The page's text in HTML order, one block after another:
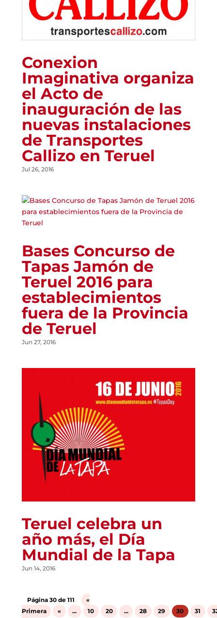
Conexion
Imaginativa organiza
el Acto de
inauguración de las
nuevas instalaciones
de Transportes
Callizo en Teruel
Jul 26, 2016
Bases Concurso de
Tapas Jamón de
Teruel 2016 para
establecimientos
fuera de la Provincia
de Teruel
Jun 27, 2016
Teruel celebra un
año más, el Día
Mundial de la Tapa
Jun 14, 2016
Página 30 de 111
«
Primera
« ... 10 20 ... 28 29 30 31